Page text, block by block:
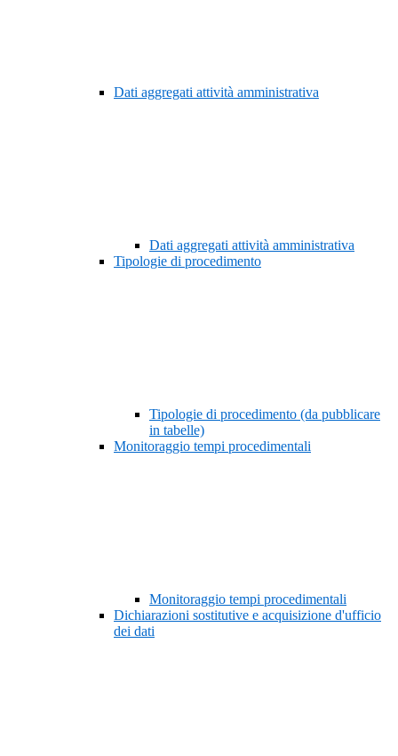
Dati aggregati attività amministrativa
Dati aggregati attività amministrativa
Tipologie di procedimento
Tipologie di procedimento (da pubblicare
in tabelle)
Monitoraggio tempi procedimentali
Monitoraggio tempi procedimentali
Dichiarazioni sostitutive e acquisizione d'ufficio
dei dati